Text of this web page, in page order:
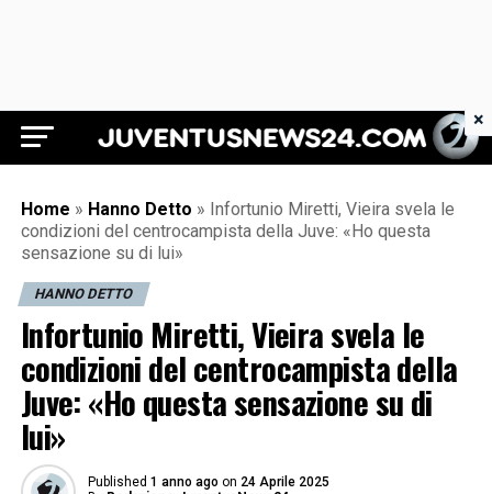
Juventus News 24
Home » Hanno Detto » Infortunio Miretti, Vieira svela le
condizioni del centrocampista della Juve: «Ho questa
sensazione su di lui»
HANNO DETTO
Infortunio Miretti, Vieira svela le
condizioni del centrocampista della
Juve: «Ho questa sensazione su di
lui»
Published 1 anno ago on 24 Aprile 2025
×